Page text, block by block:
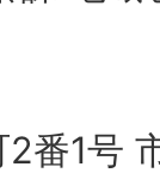
番1号